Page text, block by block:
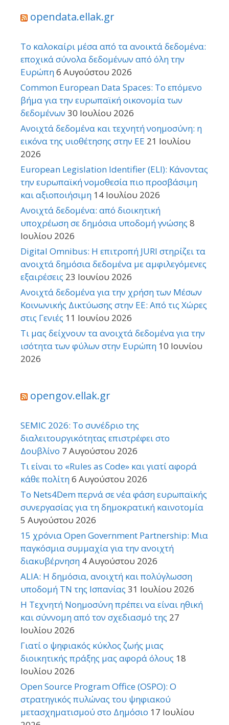
opendata.ellak.gr
Το καλοκαίρι μέσα από τα ανοικτά δεδομένα:
εποχικά σύνολα δεδομένων από όλη την
Ευρώπη6 Αυγούστου 2026
Common European Data Spaces: Το επόμενο
βήμα για την ευρωπαϊκή οικονομία των
δεδομένων 30 Ιουλίου 2026
Ανοιχτά δεδομένα και τεχνητή νοημοσύνη: η
εικόνα της υιοθέτησης στην ΕΕ 21 Ιουλίου
2026
European Legislation Identifier (ELI): Κάνοντας
την ευρωπαϊκή νομοθεσία πιο προσβάσιμη
και αξιοποιήσιμη 14 Ιουλίου 2026
Ανοιχτά δεδομένα: από διοικητική
υποχρέωση σε δημόσια υποδομή γνώσης 8
Ιουλίου 2026
Digital Omnibus: Η επιτροπή JURI στηρίζει τα
ανοιχτά δημόσια δεδομένα με αμφιλεγόμενες
εξαιρέσεις 23 Ιουνίου 2026
Ανοιχτά δεδομένα για την χρήση των Μέσων
Κοινωνικής Δικτύωσης στην ΕΕ: Από τις Χώρες
στις Γενιές 11 Ιουνίου 2026
Τι μας δείχνουν τα ανοιχτά δεδομένα για την
ισότητα των φύλων στην Ευρώπη 10 Ιουνίου
2026
opengov.ellak.gr
SEMIC 2026: Το συνέδριο της
διαλειτουργικότητας επιστρέφει στο
Δουβλίνο 7 Αυγούστου 2026
Τι είναι το «Rules as Code» και γιατί αφορά
κάθε πολίτη6 Αυγούστου 2026
Το Nets4Dem περνά σε νέα φάση ευρωπαϊκής
συνεργασίας για τη δημοκρατική καινοτομία
5 Αυγούστου 2026
15 χρόνια Open Government Partnership: Μια
παγκόσμια συμμαχία για την ανοιχτή
διακυβέρνηση 4 Αυγούστου 2026
ALIA: Η δημόσια, ανοιχτή και πολύγλωσση
υποδομή ΤΝ της Ισπανίας 31 Ιουλίου 2026
Η Τεχνητή Νοημοσύνη πρέπει να είναι ηθική
και σύννομη από τον σχεδιασμό της 27
Ιουλίου 2026
Γιατί ο ψηφιακός κύκλος ζωής μιας
διοικητικής πράξης μας αφορά όλους 18
Ιουλίου 2026
Open Source Program Office (OSPO): Ο
στρατηγικός πυλώνας του ψηφιακού
μετασχηματισμού στο Δημόσιο 17 Ιουλίου